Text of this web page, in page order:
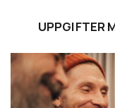
UPPGIFTER